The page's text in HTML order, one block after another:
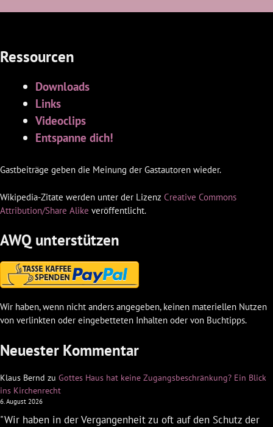
Ressourcen
Downloads
Links
Videoclips
Entspanne dich!
Gastbeiträge geben die Meinung der Gastautoren wieder.
Wikipedia-Zitate werden unter der Lizenz Creative Commons
Attribution/Share Alike veröffentlicht.
AWQ unterstützen
Wir haben, wenn nicht anders angegeben, keinen materiellen Nutzen
von verlinkten oder eingebetteten Inhalten oder von Buchtipps.
Neuester Kommentar
Klaus Bernd zu Gottes Haus hat keine Zugangsbeschränkung? Ein Blick
ins Kirchenrecht
6. August 2026
"Wir haben in der Vergangenheit zu oft auf den Schutz der